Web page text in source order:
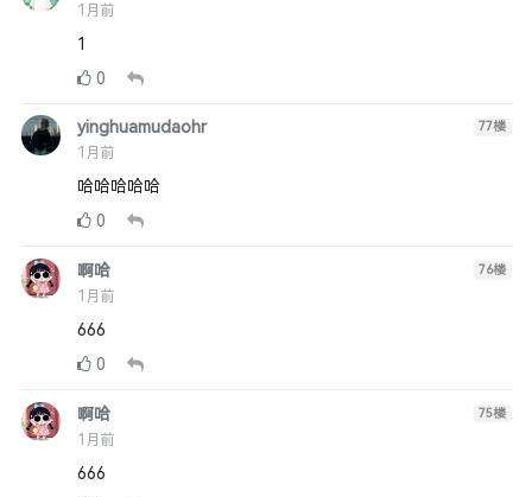
1月前
1
0
yinghuamudaohr
1月前
77楼
哈哈哈哈哈
0
啊哈
1月前
76楼
666
0
啊哈
1月前
75楼
666